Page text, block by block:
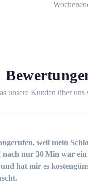
unsere Kunden über uns
weil mein
nach nur 30 Min war
hat mir es